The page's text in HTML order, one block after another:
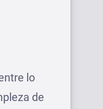
lo
de